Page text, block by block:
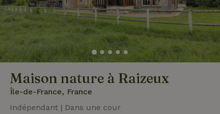
Maison nature à Raizeux
Île-de-France, France
Indépendant | Dans une cour